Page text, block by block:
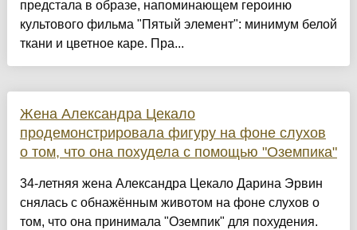
предстала в образе, напоминающем героиню
культового фильма "Пятый элемент": минимум белой
ткани и цветное каре. Пра...
Жена Александра Цекало
продемонстрировала фигуру на фоне слухов
о том, что она похудела с помощью "Оземпика"
34-летняя жена Александра Цекало Дарина Эрвин
снялась с обнажённым животом на фоне слухов о
том, что она принимала "Оземпик" для похудения.